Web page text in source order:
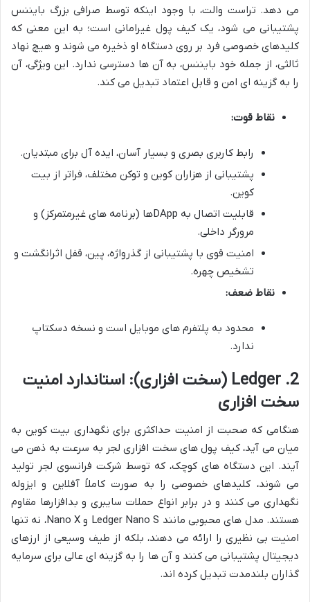
می دهد. تراست والت، با وجود اینکه توسط صرافی بزرگ بایننس
پشتیبانی می شود، یک کیف پول غیرامانی است؛ به این معنی که
کلیدهای خصوصی فرد بر روی دستگاه او ذخیره می شوند و هیچ نهاد
ثالثی، از جمله خود بایننس، به آن ها دسترسی ندارد. این ویژگی، آن
را به گزینه ای امن و قابل اعتماد تبدیل می کند.
نقاط قوت:
رابط کاربری بصری و بسیار آسان، ایده آل برای مبتدیان.
پشتیبانی از هزاران کوین و توکن مختلف، فراتر از بیت
کوین.
قابلیت اتصال به DAppها (برنامه های غیرمتمرکز) و
مرورگر داخلی.
امنیت قوی با پشتیبانی از گذرواژه، پین، قفل اثرانگشت و
تشخیص چهره.
نقاط ضعف:
محدود به پلتفرم های موبایل است و نسخه دسکتاپ
ندارد.
2. Ledger (سخت افزاری): استاندارد امنیت
سخت افزاری
هنگامی که صحبت از امنیت حداکثری برای نگهداری بیت کوین به
میان می آید، کیف پول های سخت افزاری لجر به سرعت به ذهن می
آیند. این دستگاه های کوچک، که توسط شرکت فرانسوی لجر تولید
می شوند، کلیدهای خصوصی را به صورت کاملاً آفلاین و ایزوله
نگهداری می کنند و در برابر انواع حملات سایبری و بدافزارها مقاوم
هستند. مدل های محبوبی مانند Ledger Nano S و Nano X، نه تنها
امنیت بی نظیری را ارائه می دهند، بلکه از طیف وسیعی از ارزهای
دیجیتال پشتیبانی می کنند و آن ها را به گزینه ای عالی برای سرمایه
گذاران بلندمدت تبدیل کرده اند.